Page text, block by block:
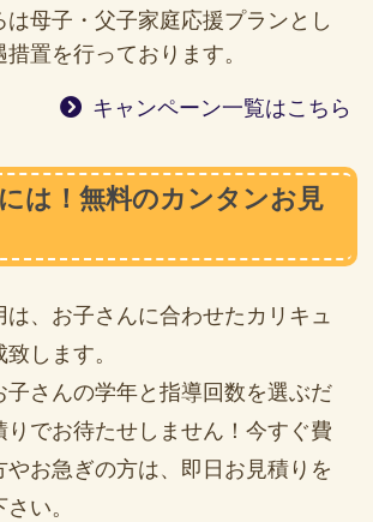
は母子・父子家庭応援プランとし
置を行っております。
キャンペーン一覧はこちら
は！無料のカンタンお見
は、お子さんに合わせたカリキュ
します。
子さんの学年と指導回数を選ぶだ
りでお待たせしません！今すぐ費
やお急ぎの方は、即日お見積りを
い。